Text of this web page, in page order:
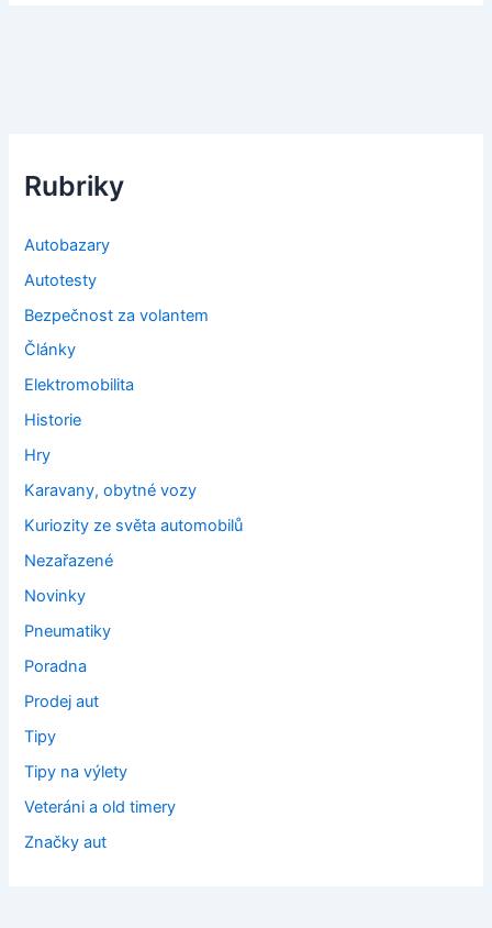
Rubriky
Autobazary
Autotesty
Bezpečnost za volantem
Články
Elektromobilita
Historie
Hry
Karavany, obytné vozy
Kuriozity ze světa automobilů
Nezařazené
Novinky
Pneumatiky
Poradna
Prodej aut
Tipy
Tipy na výlety
Veteráni a old timery
Značky aut